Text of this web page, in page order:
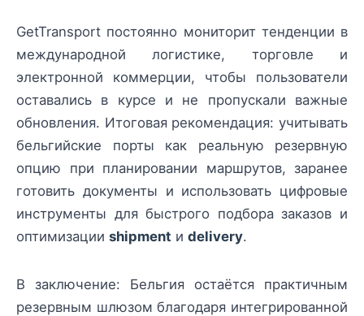
GetTransport постоянно мониторит тенденции в
международной логистике, торговле и
электронной коммерции, чтобы пользователи
оставались в курсе и не пропускали важные
обновления. Итоговая рекомендация: учитывать
бельгийские порты как реальную резервную
опцию при планировании маршрутов, заранее
готовить документы и использовать цифровые
инструменты для быстрого подбора заказов и
оптимизации shipment и delivery.
В заключение: Бельгия остаётся практичным
резервным шлюзом благодаря интегрированной